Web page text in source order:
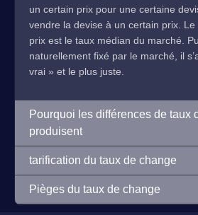
un certain prix pour une certaine
vendre la devise à un certain prix.
prix est le taux médian du marché.
naturellement fixé par le marché, il
vrai » et le plus juste.
Pourquoi les différences de taux
produisent
tarification du taux de change
Pièges du taux de change